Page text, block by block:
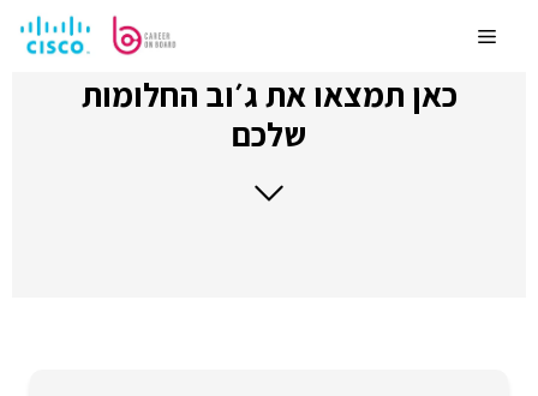
לתוכןMenu
כאן תמצאו את ג׳וב החלומות
שלכם